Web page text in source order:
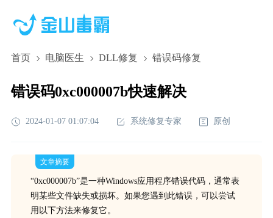
首页 电脑医生 DLL修复 错误码修复
错误码0xc000007b快速解决
2024-01-07 01:07:04 系统修复专家 原创
文章摘要
“0xc000007b”是一种Windows应用程序错误代码，通常表
明某些文件缺失或损坏。如果您遇到此错误，可以尝试
用以下方法来修复它。